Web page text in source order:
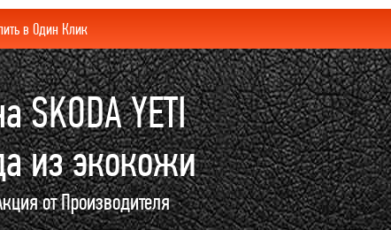
в Один Клик
SKODA YETI
из экокожи
от Производителя